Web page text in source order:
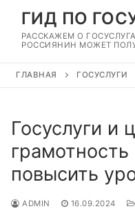
Перейти
содержимому
ГИД ПО
РАССКАЖЕМ О
РОССИЯНИН МОЖЕТ
ГЛАВНАЯ ГОСУСЛУГИ
Госуслуги и
повысить
ADMIN 16.09.2024